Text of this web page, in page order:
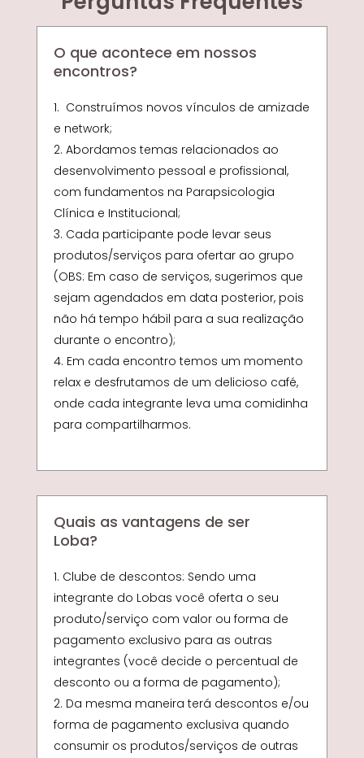
O que acontece em nossos
encontros?
Construímos novos vínculos de amizade
e network;
Abordamos temas relacionados ao
desenvolvimento pessoal e profissional,
com fundamentos na Parapsicologia
Clínica e Institucional;
Cada participante pode levar seus
produtos/serviços para ofertar ao grupo
(OBS: Em caso de serviços, sugerimos que
sejam agendados em data posterior, pois
não há tempo hábil para a sua realização
durante o encontro);
Em cada encontro temos um momento
relax e desfrutamos de um delicioso café,
onde cada integrante leva uma comidinha
para compartilharmos.
Quais as vantagens de ser
Loba?
Clube de descontos: Sendo uma
integrante do Lobas você oferta o seu
produto/serviço com valor ou forma de
pagamento exclusivo para as outras
integrantes (você decide o percentual de
desconto ou a forma de pagamento);
Da mesma maneira terá descontos e/ou
forma de pagamento exclusiva quando
consumir os produtos/serviços de outras